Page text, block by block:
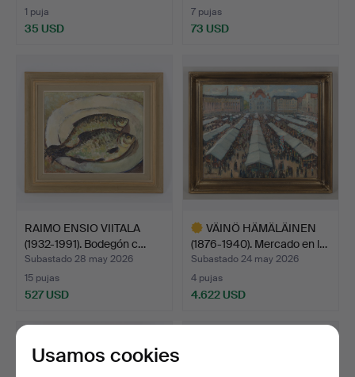
1 puja
35 USD
7 pujas
73 USD
RAIMO ENSIO VIITALA
(1932-1991). Bodegón c…
Subastado 28 may 2026
15 pujas
527 USD
VÄINÖ HÄMÄLÄINEN
(1876-1940). Mercado en l…
Subastado 24 may 2026
4 pujas
4.622 USD
Usamos cookies